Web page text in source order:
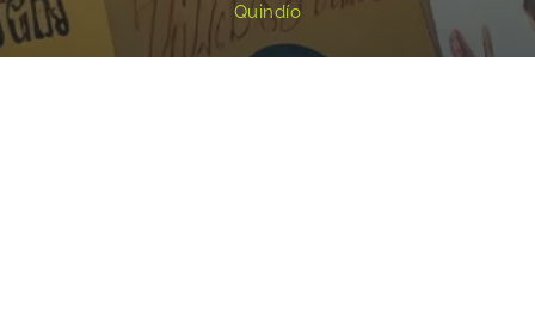
Quindío